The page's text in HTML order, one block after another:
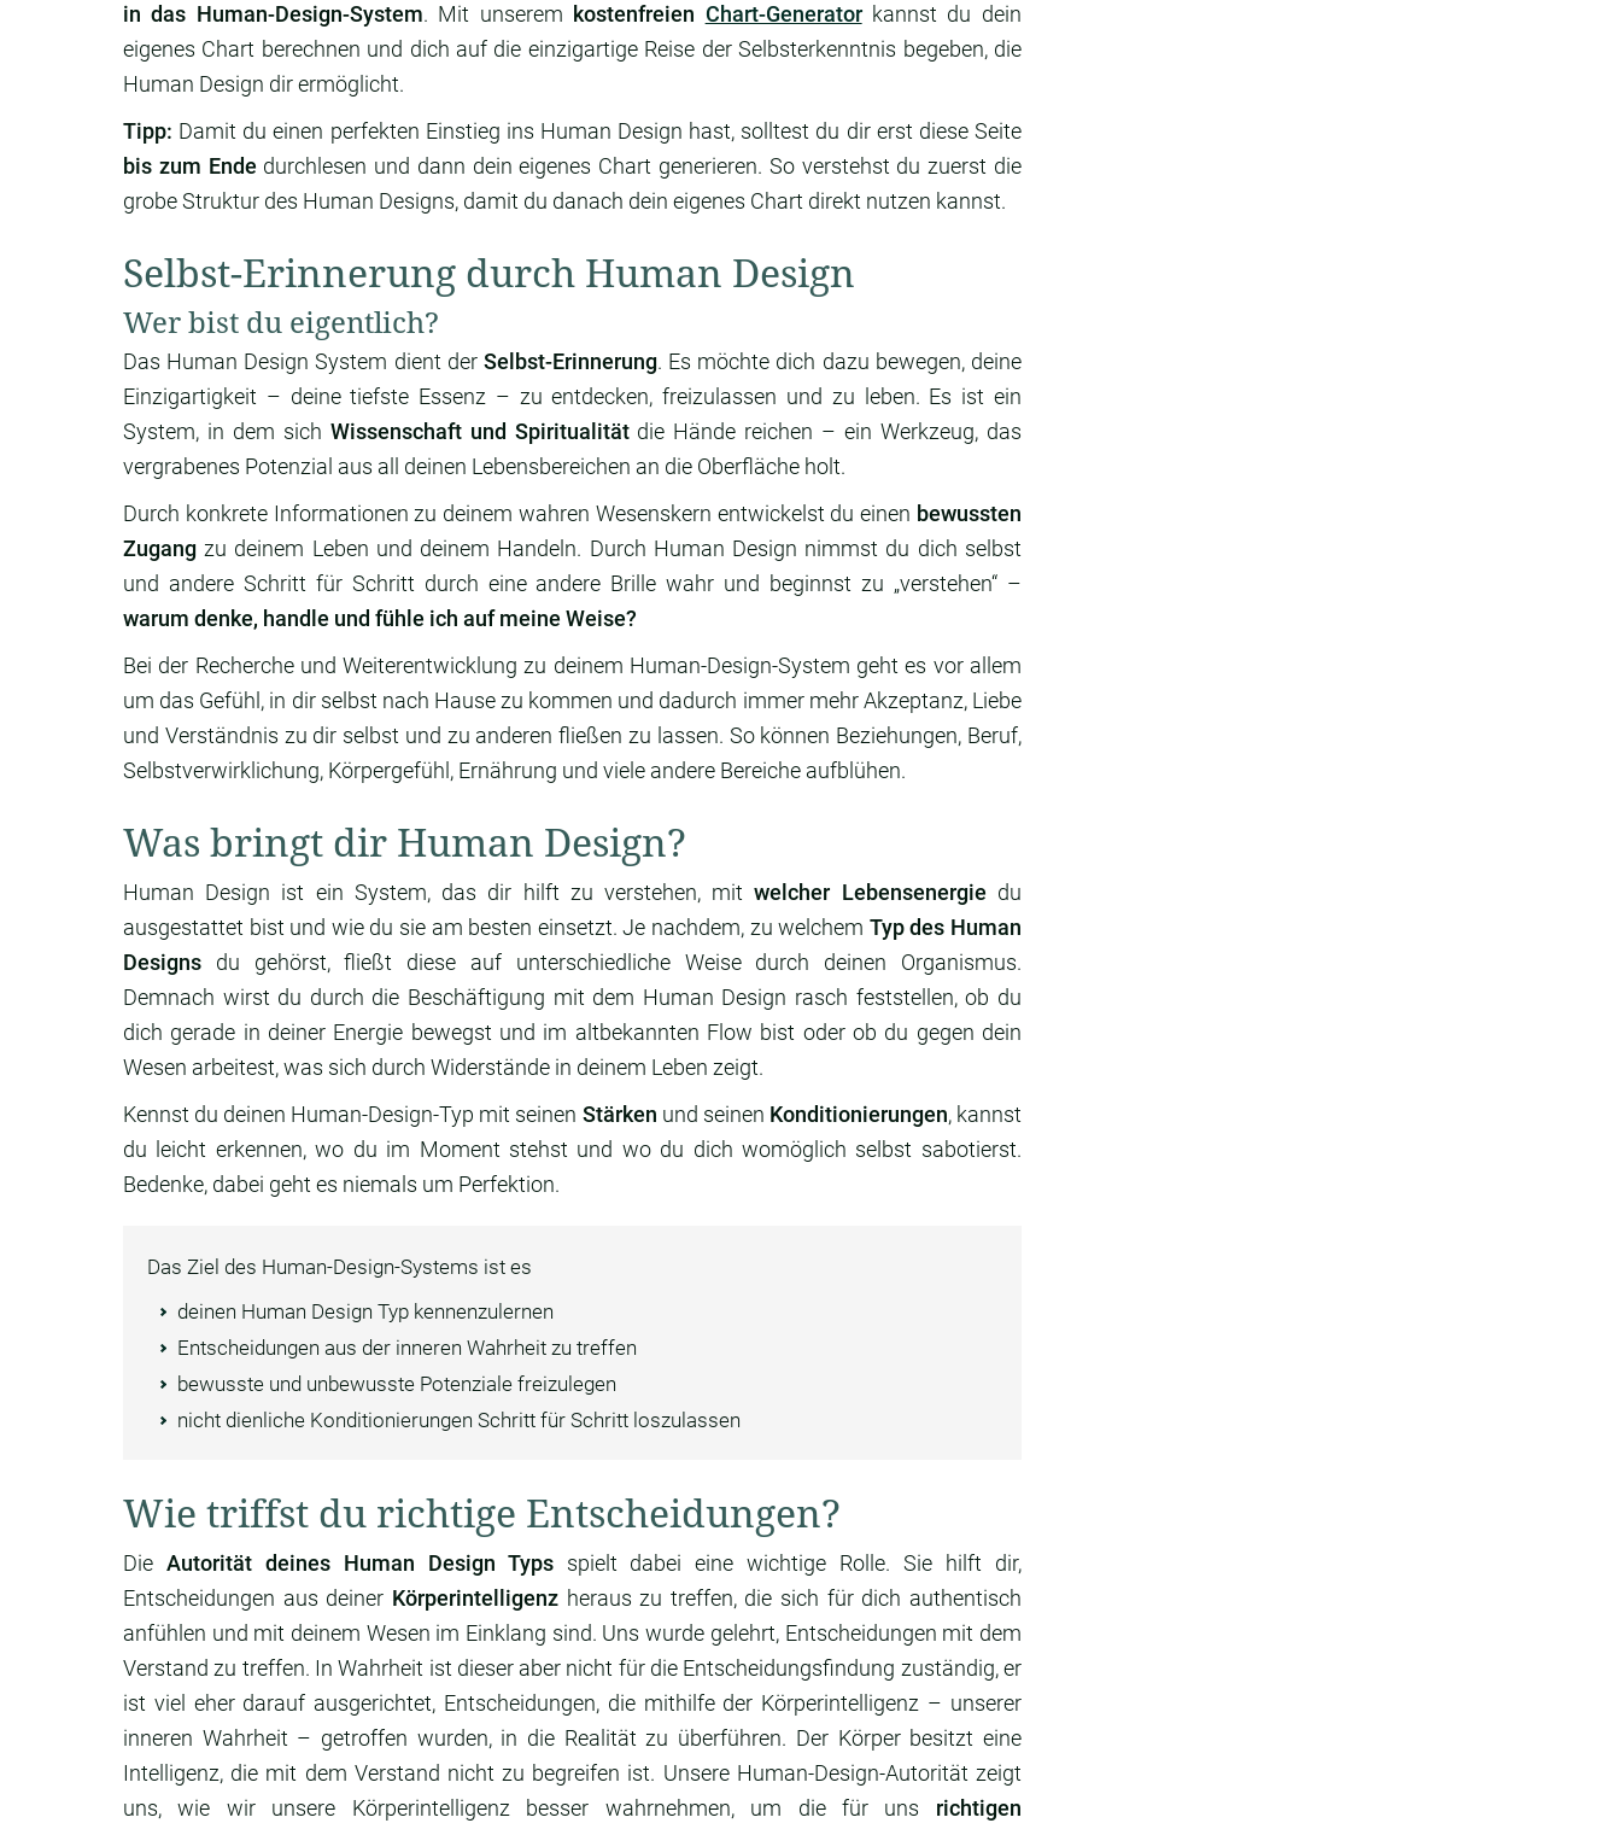
in das Human-Design-System. Mit unserem kostenfreien Chart-Generatorkannst du dein
eigenes Chart berechnen und dich auf die einzigartige Reise der Selbsterkenntnis begeben, die
Human Design dir ermöglicht.
Tipp: Damit du einen perfekten Einstieg ins Human Design hast, solltest du dir erst diese Seite
bis zum Ende durchlesen und dann dein eigenes Chart generieren. So verstehst du zuerst die
grobe Struktur des Human Designs, damit du danach dein eigenes Chart direkt nutzen kannst.
Selbst-Erinnerung durch Human Design
Wer bist du eigentlich?
Das Human Design System dient der Selbst-Erinnerung. Es möchte dich dazu bewegen, deine
Einzigartigkeit – deine tiefste Essenz – zu entdecken, freizulassen und zu leben. Es ist ein
System, in dem sich Wissenschaft und Spiritualitätdie Hände reichen – ein Werkzeug, das
vergrabenes Potenzial aus all deinen Lebensbereichen an die Oberfläche holt.
Durch konkrete Informationen zu deinem wahren Wesenskern entwickelst du einen bewussten
Zugang zu deinem Leben und deinem Handeln. Durch Human Design nimmst du dich selbst
und andere Schritt für Schritt durch eine andere Brille wahr und beginnst zu „verstehen“ –
warum denke, handle und fühle ich auf meine Weise?
Bei der Recherche und Weiterentwicklung zu deinem Human-Design-System geht es vor allem
um das Gefühl, in dir selbst nach Hause zu kommen und dadurch immer mehr Akzeptanz, Liebe
und Verständnis zu dir selbst und zu anderen fließen zu lassen. So können Beziehungen, Beruf,
Selbstverwirklichung, Körpergefühl, Ernährung und viele andere Bereiche aufblühen.
Was bringt dir Human Design?
Human Design ist ein System, das dir hilft zu verstehen, mitwelcher Lebensenergie du
ausgestattet bist und wie du sie am besten einsetzt. Je nachdem, zu welchem Typ des Human
Designs du gehörst, fließt diese auf unterschiedliche Weise durch deinen Organismus.
Demnach wirst du durch die Beschäftigung mit dem Human Design rasch feststellen, ob du
dich gerade in deiner Energie bewegst und im altbekannten Flow bist oder ob du gegen dein
Wesen arbeitest, was sich durch Widerstände in deinem Leben zeigt.
Kennst du deinen Human-Design-Typ mit seinen Stärken und seinen Konditionierungen, kannst
du leicht erkennen, wo du im Moment stehst und wo du dich womöglich selbst sabotierst.
Bedenke, dabei geht es niemals um Perfektion.
Das Ziel des Human-Design-Systems ist es
deinen Human Design Typ kennenzulernen
Entscheidungen aus der inneren Wahrheit zu treffen
bewusste und unbewusste Potenziale freizulegen
nicht dienliche Konditionierungen Schritt für Schritt loszulassen
Wie triffst du richtige Entscheidungen?
Die Autorität deines Human Design Typsspielt dabei eine wichtige Rolle. Sie hilft dir,
Entscheidungen aus deiner Körperintelligenzheraus zu treffen, die sich für dich authentisch
anfühlen und mit deinem Wesen im Einklang sind. Uns wurde gelehrt, Entscheidungen mit dem
Verstand zu treffen. In Wahrheit ist dieser aber nicht für die Entscheidungsfindung zuständig, er
ist viel eher darauf ausgerichtet, Entscheidungen, die mithilfe der Körperintelligenz – unserer
inneren Wahrheit – getroffen wurden, in die Realität zu überführen. Der Körper besitzt eine
Intelligenz, die mit dem Verstand nicht zu begreifen ist. Unsere Human-Design-Autorität zeigt
uns, wie wir unsere Körperintelligenz besser wahrnehmen, um die für uns richtigen